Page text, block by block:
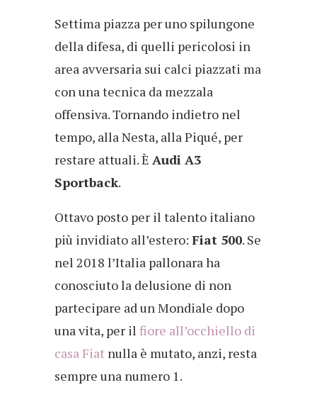
Settima piazza per uno spilungone
della difesa, di quelli pericolosi in
area avversaria sui calci piazzati ma
con una tecnica da mezzala
offensiva. Tornando indietro nel
tempo, alla Nesta, alla Piqué, per
restare attuali. È Audi A3
Sportback.
Ottavo posto per il talento italiano
più invidiato all’estero: Fiat 500. Se
nel 2018 l’Italia pallonara ha
conosciuto la delusione di non
partecipare ad un Mondiale dopo
una vita, per il fiore all’occhiello di
casa Fiat nulla è mutato, anzi, resta
sempre una numero 1.